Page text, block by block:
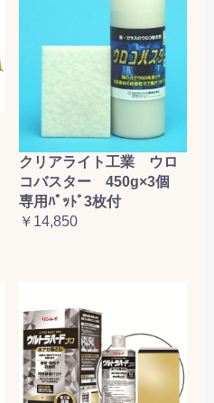
クリアライト工業 ウロ
コバスター 450g×3個
専用ﾊﾟｯﾄﾞ3枚付
￥14,850